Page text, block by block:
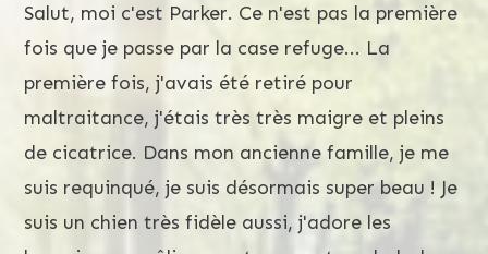
Salut, moi c'est Parker. Ce n'est pas la première
fois que je passe par la case refuge... La
première fois, j'avais été retiré pour
maltraitance, j'étais très très maigre et pleins
de cicatrice. Dans mon ancienne famille, je me
suis requinqué, je suis désormais super beau ! Je
suis un chien très fidèle aussi, j'adore les